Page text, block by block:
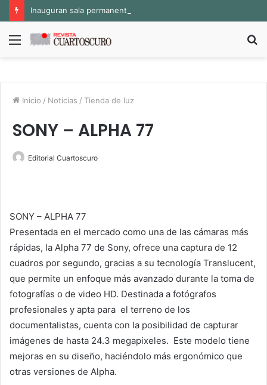
Menú
Inicio / Noticias / Tienda de luz
SONY – ALPHA 77
Editorial Cuartoscuro
SONY – ALPHA 77
Presentada en el mercado como una de las cámaras más
rápidas, la Alpha 77 de Sony, ofrece una captura de 12
cuadros por segundo, gracias a su tecnología Translucent,
que permite un enfoque más avanzado durante la toma de
fotografías o de video HD. Destinada a fotógrafos
profesionales y apta para el terreno de los
documentalistas, cuenta con la posibilidad de capturar
imágenes de hasta 24.3 megapixeles. Este modelo tiene
mejoras en su diseño, haciéndolo más ergonómico que
otras versiones de Alpha.